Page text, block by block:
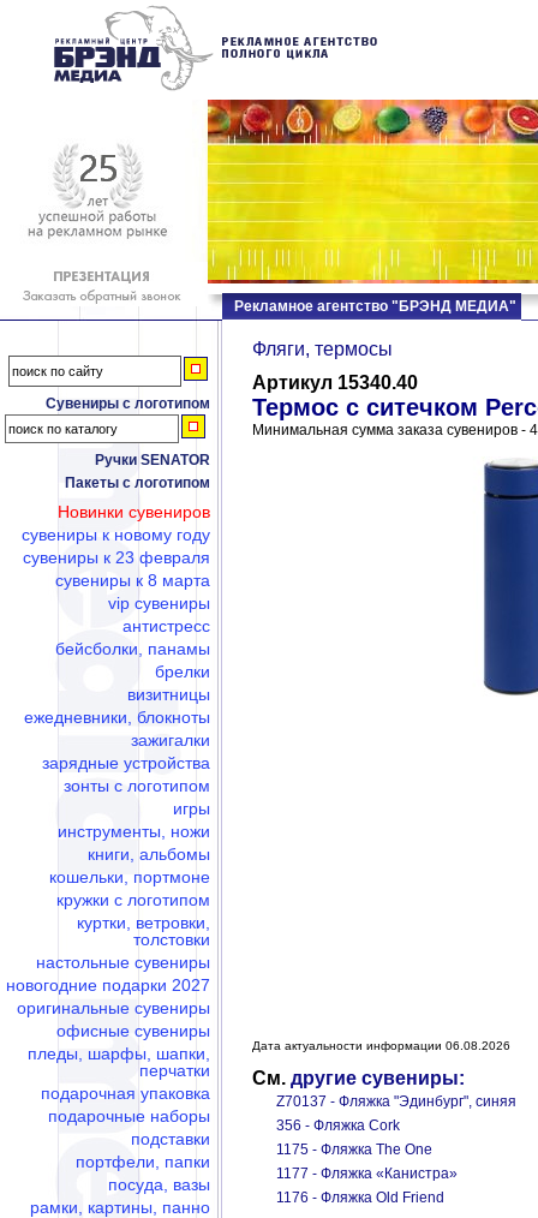
Сувениры с логотипом
Ручки SENATOR
Пакеты с логотипом
Новинки сувениров
сувениры к новому году
сувениры к 23 февраля
сувениры к 8 марта
vip сувениры
антистресс
бейсболки, панамы
брелки
визитницы
ежедневники, блокноты
зажигалки
зарядные устройства
зонты с логотипом
игры
инструменты, ножи
книги, альбомы
кошельки, портмоне
кружки с логотипом
куртки, ветровки,
толстовки
настольные сувениры
новогодние подарки 2027
оригинальные сувениры
офисные сувениры
пледы, шарфы, шапки,
перчатки
подарочная упаковка
подарочные наборы
подставки
портфели, папки
посуда, вазы
рамки, картины, панно
Рекламное агентство "БРЭНД МЕДИА"
Фляги, термосы
Артикул 15340.40
Термос с ситечком
Минимальная сумма заказа сувениров -
Дата актуальности информации 06.08.2026
См. другие сувениры:
Z70137 - Фляжка "Эдинбург", синяя
356 - Фляжка Cork
1175 - Фляжка The One
1177 - Фляжка «Канистра»
1176 - Фляжка Old Friend